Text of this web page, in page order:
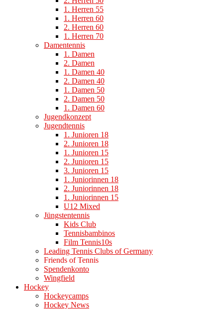
1. Herren 55
1. Herren 60
2. Herren 60
1. Herren 70
Damentennis
1. Damen
2. Damen
1. Damen 40
2. Damen 40
1. Damen 50
2. Damen 50
1. Damen 60
Jugendkonzept
Jugendtennis
1. Junioren 18
2. Junioren 18
1. Junioren 15
2. Junioren 15
3. Junioren 15
1. Juniorinnen 18
2. Juniorinnen 18
1. Juniorinnen 15
U12 Mixed
Jüngstentennis
Kids Club
Tennisbambinos
Film Tennis10s
Leading Tennis Clubs of Germany
Friends of Tennis
Spendenkonto
Wingfield
Hockey
Hockeycamps
Hockey News